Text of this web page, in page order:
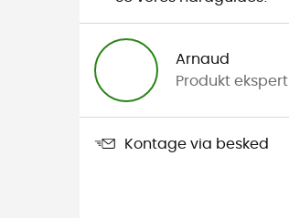
Arnaud
Produkt ekspert
Kontage via besked